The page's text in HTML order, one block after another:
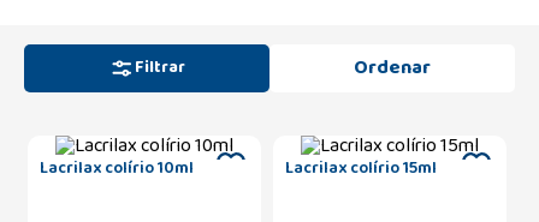
Filtrar
Lacrilax colírio 10ml Lacrilax colírio 15ml